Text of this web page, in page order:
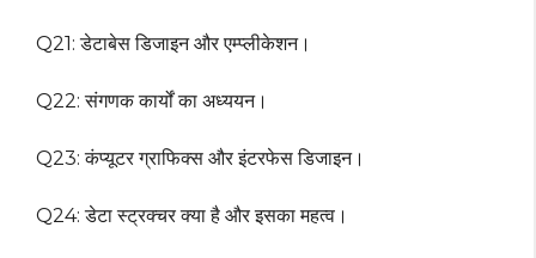
Q21: डेटाबेस डिजाइन और एम्प्लीकेशन।
Q22: संगणक कार्यों का अध्ययन।
Q23: कंप्यूटर ग्राफिक्स और इंटरफेस डिजाइन।
Q24: डेटा स्ट्रक्चर क्या है और इसका महत्व।